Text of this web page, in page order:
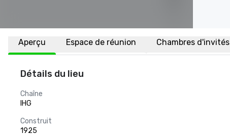
Aperçu Espace de réunion Chambres d'invités
Détails du lieu
Chaîne
IHG
Construit
1925